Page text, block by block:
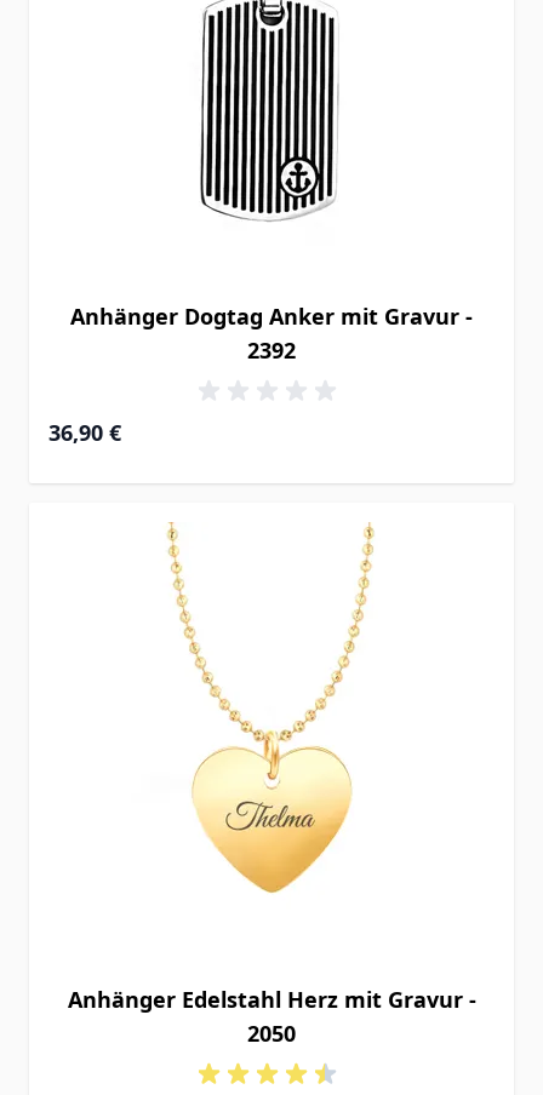
Anhänger Dogtag Anker mit Gravur -
2392
36,90 €
Anhänger Edelstahl Herz mit Gravur -
2050